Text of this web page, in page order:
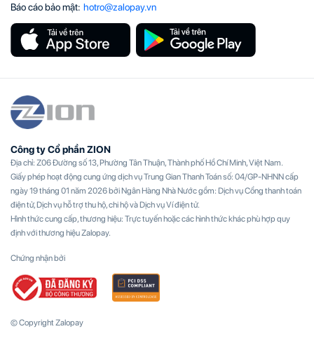
Báo cáo bảo mật: hotro@zalopay.vn
Công ty Cổ phần ZION
Địa chỉ: Z06 Đường số 13, Phường Tân Thuận, Thành phố Hồ Chí Minh, Việt Nam.
Giấy phép hoạt động cung ứng dịch vụ Trung Gian Thanh Toán số: 04/GP-NHNN cấp
ngày 19 tháng 01 năm 2026 bởi Ngân Hàng Nhà Nước gồm: Dịch vụ Cổng thanh toán
điện tử, Dịch vụ hỗ trợ thu hộ, chi hộ và Dịch vụ Ví điện tử.
Hình thức cung cấp, thương hiệu: Trực tuyến hoặc các hình thức khác phù hợp quy
định với thương hiệu Zalopay.
Chứng nhận bởi
© Copyright Zalopay